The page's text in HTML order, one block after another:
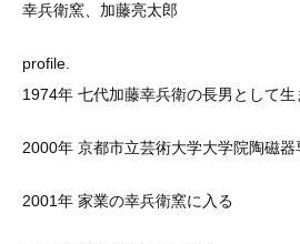
幸兵衛窯、加藤亮太郎
profile.
1974年 七代加藤幸兵衛の長男として生
2000年 京都市立芸術大学大学院陶磁器
2001年 家業の幸兵衛窯に入る